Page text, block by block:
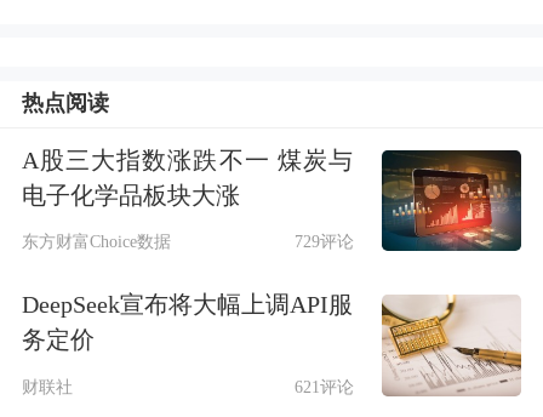
热点阅读
A股三大指数涨跌不一 煤炭与
电子化学品板块大涨
东方财富Choice数据 729评论
DeepSeek宣布将大幅上调API服
务定价
财联社 621评论